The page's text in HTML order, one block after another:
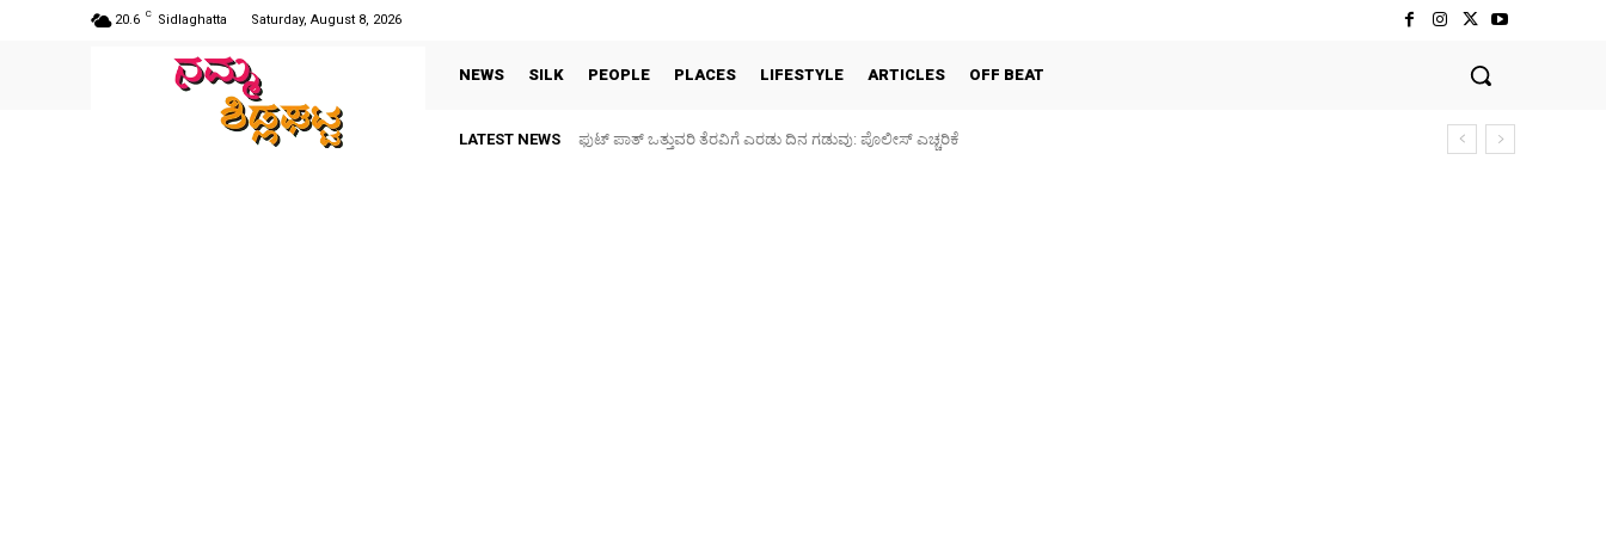
20.6 C Sidlaghatta Saturday, August 8, 2026
NEWS SILK PEOPLE PLACES LIFESTYLE ARTICLES OFF BEAT
LATEST NEWS ಫುಟ್‌ ಪಾತ್ ಒತ್ತುವರಿ ತೆರವಿಗೆ ಎರಡು ದಿನ ಗಡುವು: ಪೊಲೀಸ್ ಎಚ್ಚರಿಕೆ
ಪಶು ಆರೋಗ್ಯ ತಪಾಸಣೆ ಶಿಬಿರ: ಕೃಷಿ ವಿದ್ಯಾರ್ಥಿಗಳಿಂದ ಉಚಿತ ಚಿಕಿತ್ಸೆ